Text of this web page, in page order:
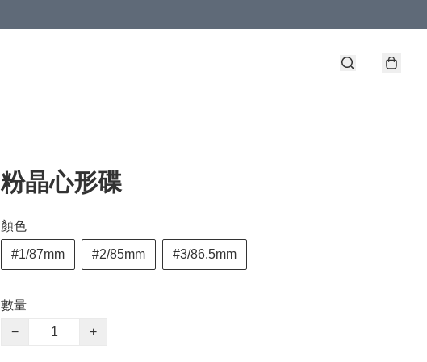
粉晶心形碟
顏色
#1/87mm #2/85mm #3/86.5mm
數量
−
+